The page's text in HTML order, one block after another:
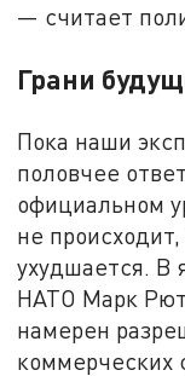
— считает
Грани
Пока наши
половчее
официальном
не
ухудшается. В
НАТО Марк
намерен
коммерческих